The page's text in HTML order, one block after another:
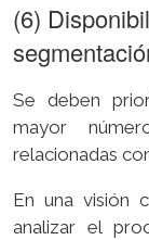
(6)
Se deben
mayor
relacionadas
En una visión
analizar el